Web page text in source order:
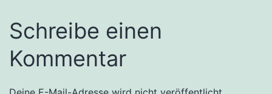
Schreibe einen
Kommentar